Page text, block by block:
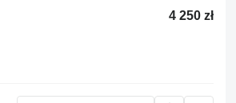
4 250 zł